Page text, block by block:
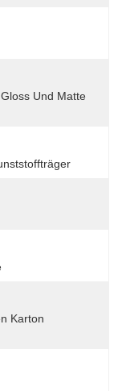
Und Matte
Karton